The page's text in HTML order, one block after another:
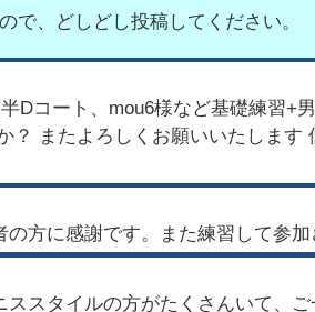
で、どしどし投稿してください。
Dコート、mou6様など基礎練習
またよろしくお願いいたしま
方に感謝です。また練習して参
スタイルの方がたくさんいて、